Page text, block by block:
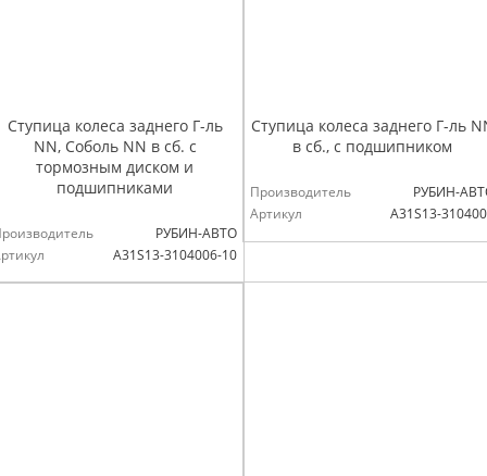
Ступица колеса заднего Г-ль
NN, Соболь NN в сб. с
тормозным диском и
подшипниками
РУБИН-АВТО
А31S13-3104006-10
Ступица колеса заднего Г-ль
в сб., с подшипником
Производитель
РУБИН-
Артикул
А31S13-